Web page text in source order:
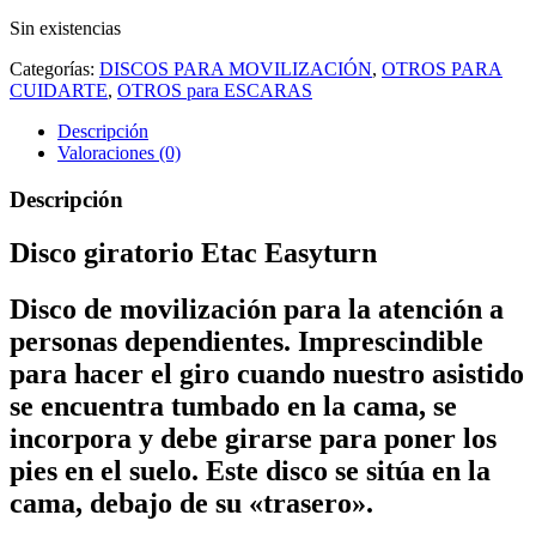
Sin existencias
Categorías: DISCOS PARA MOVILIZACIÓN, OTROS PARA
CUIDARTE, OTROS para ESCARAS
Descripción
Valoraciones (0)
Descripción
Disco giratorio Etac Easyturn
Disco de movilización para la atención a
personas dependientes. Imprescindible
para hacer el giro cuando nuestro asistido
se encuentra tumbado en la cama, se
incorpora y debe girarse para poner los
pies en el suelo. Este disco se sitúa en la
cama, debajo de su «trasero».